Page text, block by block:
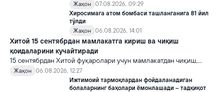
Жаҳон
07.08.2026, 09:29
Хиросимага атом бомбаси ташланганига 81 йил
тўлди
Жаҳон
06.08.2026, 14:01
Хитой 15 сентябрдан мамлакатга кириш ва чиқиш
қоидаларини кучайтиради
15 сентябрдан Хитой фуқаролари учун мамлакатдан чиқиш,
хорижликлар учун эса Хитойга кириш тартиби бўйича янги
қоидалар кучга киради.
Жаҳон
06.08.2026, 12:27
Ижтимоий тармоқлардан фойдаланадиган
болаларнинг баҳолари ёмонлашади – тадқиқот